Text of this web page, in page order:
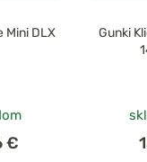
Mini DLX
€
Gunki